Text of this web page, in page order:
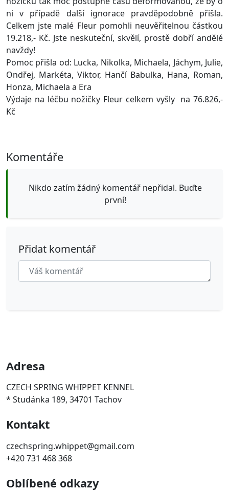
ni v případě další ignorace pravděpodobně přišla.
Celkem jste malé Fleur pomohli neuvěřitelnou částkou
19.218,- Kč. Jste neskuteční, skvělí, prostě dobří andělé
navždy!
Pomoc přišla od: Lucka, Nikolka, Michaela, Jáchym, Julie,
Ondřej, Markéta, Viktor, Hančí Babulka, Hana, Roman,
Honza, Michaela a Era
Výdaje na léčbu nožičky Fleur celkem vyšly na 76.826,-
Kč
Komentáře
Nikdo zatím žádný komentář nepřidal. Buďte
první!
Přidat komentář
Adresa
CZECH SPRING WHIPPET KENNEL
* Studánka 189, 34701 Tachov
Kontakt
czechspring.whippet@gmail.com
+420 731 468 368
Oblíbené odkazy